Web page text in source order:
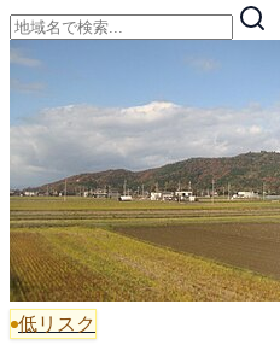
低リスク